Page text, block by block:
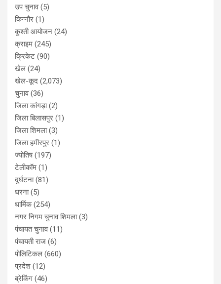
उप चुनाव(5)
किन्नौर (1)
कुश्ती आयोजन (24)
क्राइम (245)
क्रिकेट (90)
खेल (24)
खेल-कूद (2,073)
चुनाव(36)
जिला कांगड़ा(2)
जिला बिलासपुर (1)
जिला शिमला(3)
जिला हमीरपुर (1)
ज्योतिष(197)
टेलीकॉम (1)
दुर्घटना(81)
धरना(5)
धार्मिक(254)
नगर निगम चुनाव शिमला(3)
पंचायत चुनाव(11)
पंचायती राज (6)
पोलिटिकल (660)
प्रदेश (12)
ब्रेकिंग (46)